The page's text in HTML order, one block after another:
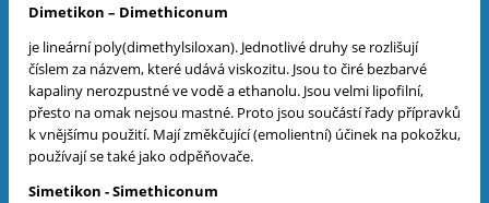
Dimetikon – Dimethiconum
je lineární poly(dimethylsiloxan). Jednotlivé druhy se rozlišují
číslem za názvem, které udává viskozitu. Jsou to čiré bezbarvé
kapaliny nerozpustné ve vodě a ethanolu. Jsou velmi lipofilní,
přesto na omak nejsou mastné. Proto jsou součástí řady přípravků
k vnějšímu použití. Mají změkčující (emolientní) účinek na pokožku,
používají se také jako odpěňovače.
Simetikon - Simethiconum